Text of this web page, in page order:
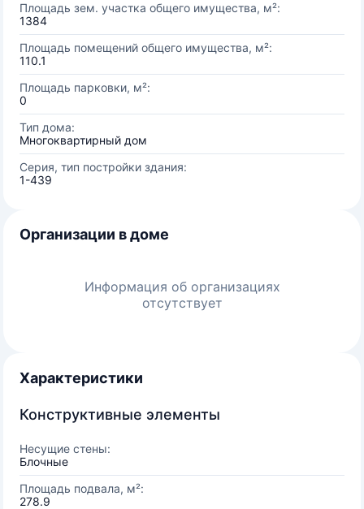
Площадь зем. участка общего имущества, м²:
1384
Площадь помещений общего имущества, м²:
110.1
Площадь парковки, м²:
0
Тип дома:
Многоквартирный дом
Серия, тип постройки здания:
1-439
Организации в доме
Информация об организациях
отсутствует
Характеристики
Конструктивные элементы
Несущие стены:
Блочные
Площадь подвала, м²:
278.9